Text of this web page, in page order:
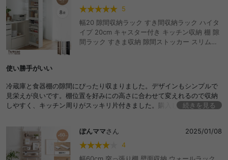
5
幅20 隙間収納ラック すき間収納ラック ハイタ
イプ 20cm キャスター付き キッチン収納 棚 隙
間ラック すきま収納 隙間ストッカー スリムラ
使い勝手がいい
冷蔵庫と食器棚の隙間にぴったり収まりました。デザインもシンプルで
見栄えが良いです。棚位置を好みにの高さに合わせて変えれるので収納
しやすく、キッチン周りがスッキリ片付きました。購入してよかったで
続きを見る
ぽんママさん
2025/01/08
4